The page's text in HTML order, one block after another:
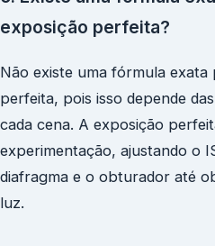
exposição perfeita?
Não existe uma fórmula
perfeita, pois isso depende
cada cena. A exposição
experimentação, ajustando o
diafragma e o obturador até
luz.